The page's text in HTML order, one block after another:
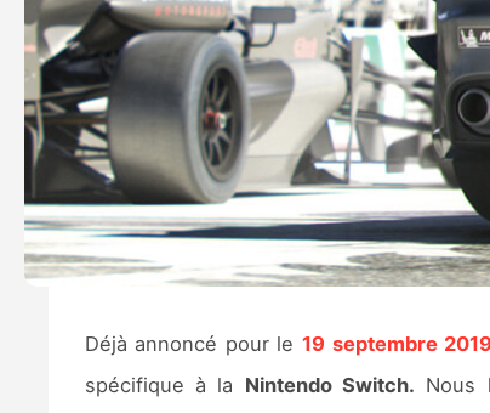
Déjà annoncé pour le19 septembre 2019
spécifique à la Nintendo Switch. Nous